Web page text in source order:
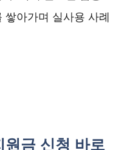
쌓아가며 실사용 사례
금 신청 바로